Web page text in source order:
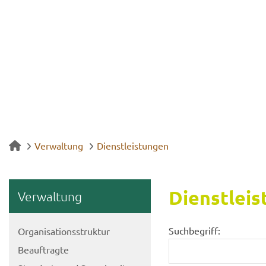
Verwaltung Dienstleistungen
Ver­wal­tung
Or­ga­ni­sa­ti­ons­struk­tur
Be­auf­trag­te
Suchbegriff: